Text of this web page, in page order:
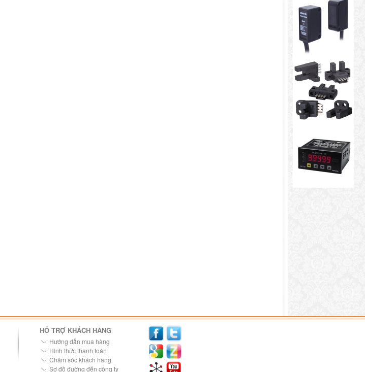
HỖ TRỢ KHÁCH HÀNG
Hướng dẫn mua hàng
Hình thức thanh toán
Chăm sóc khách hàng
Sơ đồ đường đến công ty